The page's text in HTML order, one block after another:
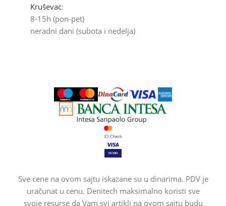
Kruševac:
8-15h (pon-pet)
neradni dani (subota i nedelja)
Sve cene na ovom sajtu iskazane su u dinarima. PDV je
uračunat u cenu. Denitech maksimalno koristi sve
svoje resurse da Vam svi artikli na ovom sajtu budu